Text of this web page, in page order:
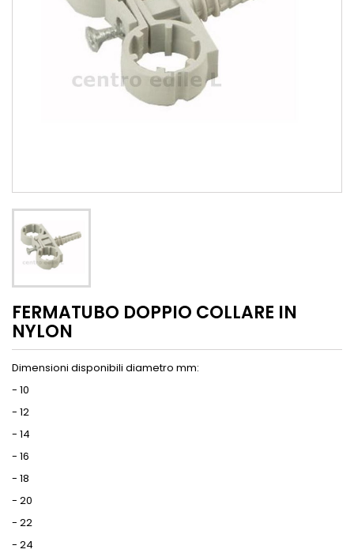
FERMATUBO DOPPIO COLLARE IN
NYLON
Dimensioni disponibili diametro mm:
- 10
- 12
- 14
- 16
- 18
- 20
- 22
- 24